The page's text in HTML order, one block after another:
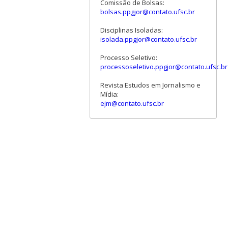
Comissão de Bolsas:
bolsas.ppgjor@contato.ufsc.br
Disciplinas Isoladas:
isolada.ppgjor@contato.ufsc.br
Processo Seletivo:
processoseletivo.ppgjor@contato.ufsc.br
Revista Estudos em Jornalismo e
Mídia:
ejm@contato.ufsc.br